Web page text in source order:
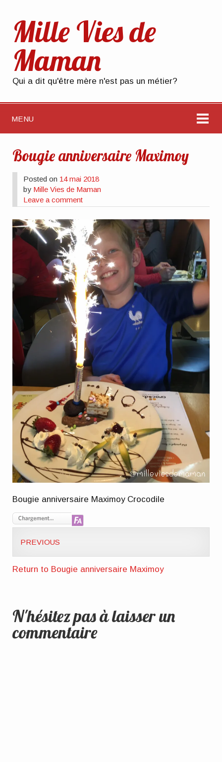
Mille Vies de
Maman
Qui a dit qu'être mère n'est pas un métier?
MENU
Bougie anniversaire Maximoy
Posted on 14 mai 2018
by Mille Vies de Maman
Leave a comment
Bougie anniversaire Maximoy Crocodile
PREVIOUS
Return to Bougie anniversaire Maximoy
N'hésitez pas à laisser un
commentaire